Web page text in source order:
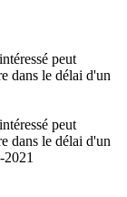
peut
dans le délai d'un
peut
dans le délai d'un
2021